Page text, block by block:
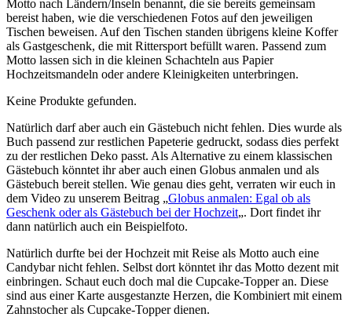
Motto nach Ländern/Inseln benannt, die sie bereits gemeinsam
bereist haben, wie die verschiedenen Fotos auf den jeweiligen
Tischen beweisen. Auf den Tischen standen übrigens kleine Koffer
als Gastgeschenk, die mit Rittersport befüllt waren. Passend zum
Motto lassen sich in die kleinen Schachteln aus Papier
Hochzeitsmandeln oder andere Kleinigkeiten unterbringen.
Keine Produkte gefunden.
Natürlich darf aber auch ein Gästebuch nicht fehlen. Dies wurde als
Buch passend zur restlichen Papeterie gedruckt, sodass dies perfekt
zu der restlichen Deko passt. Als Alternative zu einem klassischen
Gästebuch könntet ihr aber auch einen Globus anmalen und als
Gästebuch bereit stellen. Wie genau dies geht, verraten wir euch in
dem Video zu unserem Beitrag „Globus anmalen: Egal ob als
Geschenk oder als Gästebuch bei der Hochzeit„. Dort findet ihr
dann natürlich auch ein Beispielfoto.
Natürlich durfte bei der Hochzeit mit Reise als Motto auch eine
Candybar nicht fehlen. Selbst dort könntet ihr das Motto dezent mit
einbringen. Schaut euch doch mal die Cupcake-Topper an. Diese
sind aus einer Karte ausgestanzte Herzen, die Kombiniert mit einem
Zahnstocher als Cupcake-Topper dienen.